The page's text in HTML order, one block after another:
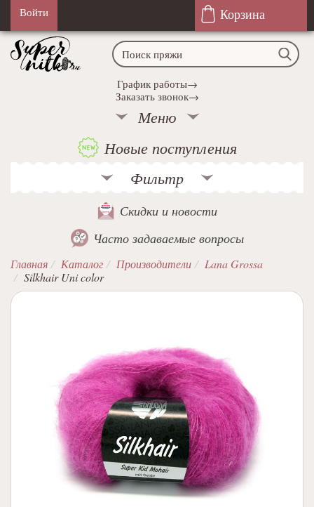
Войти Корзина
График работы→
Заказать звонок→
Меню
Новые поступления
Фильтр
Скидки и новости
Часто задаваемые вопросы
Главная Каталог Производители
Lana Grossa
Silkhair Uni color